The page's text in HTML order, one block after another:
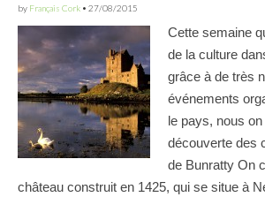
by Français Cork • 27/08/2015
Cette semaine
de la culture
grâce à de très
événements
le pays, nous
découverte des
de Bunratty On
château construit en 1425, qui se situe à